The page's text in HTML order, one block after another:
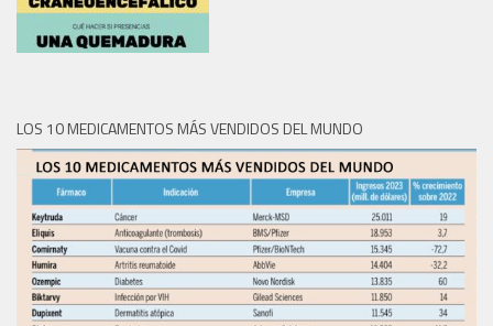
LOS 10 MEDICAMENTOS MÁS VENDIDOS DEL MUNDO